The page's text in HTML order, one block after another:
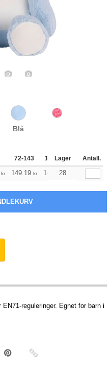
Blå
72-143 144-287 288 +
Lager Antall.
kr 149.19 kr 141.72 kr
28
reguleringer. Egnet for barn i